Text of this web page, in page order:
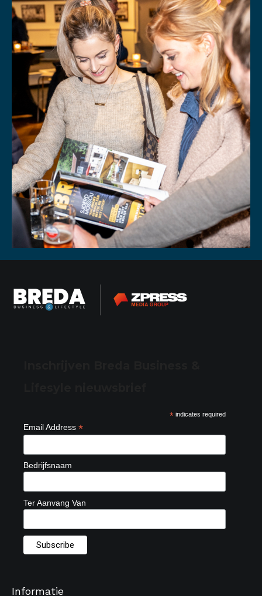
*indicates required
Email Address *
Bedrijfsnaam
Ter Aanvang Van
Informatie